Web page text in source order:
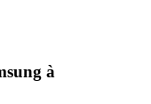
à